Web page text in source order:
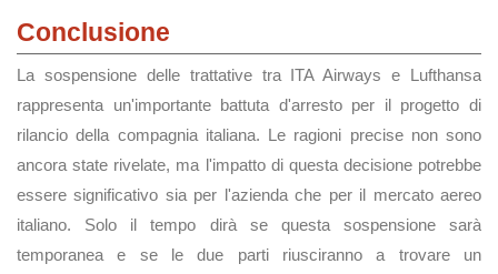
Conclusione
La sospensione delle trattative tra ITA Airways e Lufthansa
rappresenta un'importante battuta d'arresto per il progetto di
rilancio della compagnia italiana. Le ragioni precise non sono
ancora state rivelate, ma l'impatto di questa decisione potrebbe
essere significativo sia per l'azienda che per il mercato aereo
italiano. Solo il tempo dirà se questa sospensione sarà
temporanea e se le due parti riusciranno a trovare un